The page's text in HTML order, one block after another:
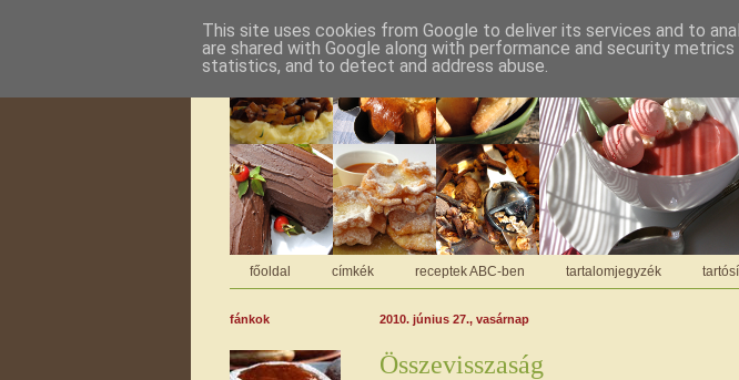
főoldal címkék receptek ABC-ben tartalomjegyzék
2010. június 27., vasárnap
Összevisszaság
fánkok
This site uses cookies from Google to deliver its services and to
are shared with Google along with performance and security
statistics, and to detect and address abuse.